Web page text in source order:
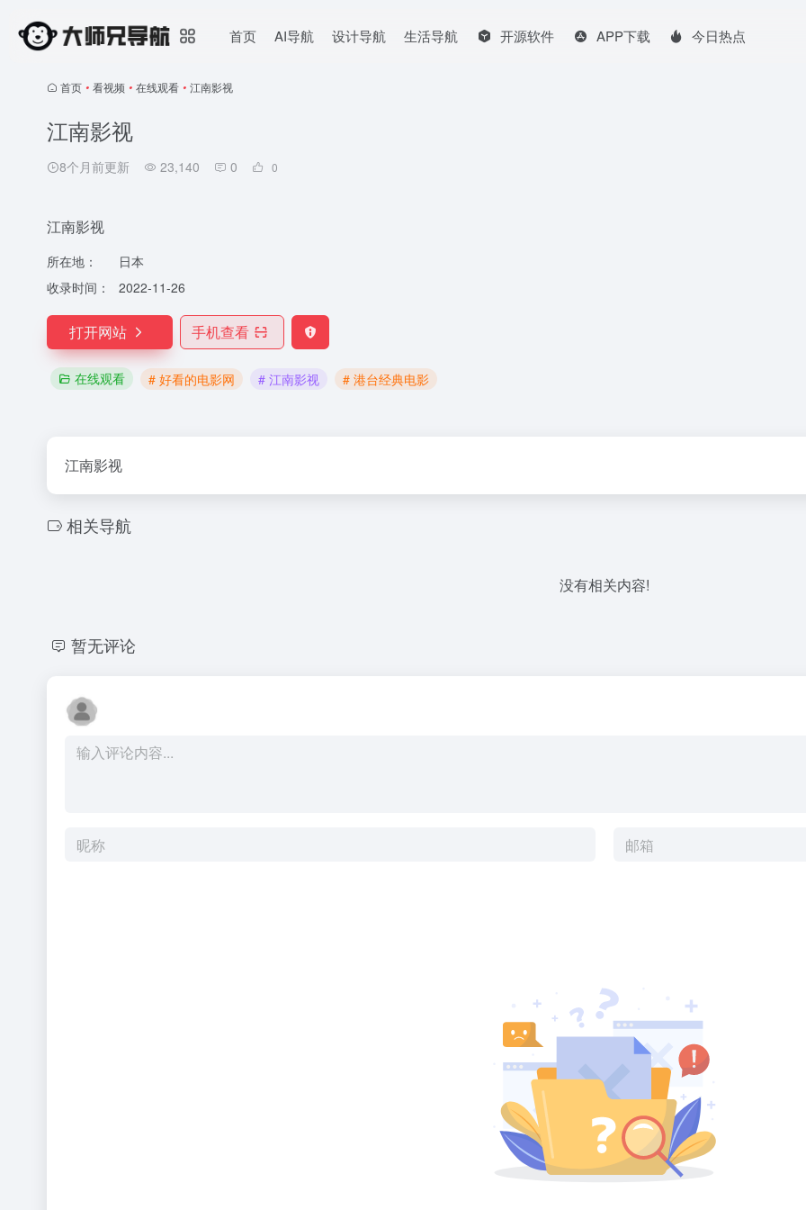
首页 AI导航 设计导航 生活导航 开源软件 APP下载 今日热点
首页 • 看视频 • 在线观看 • 江南影视
江南影视
8个月前更新 23,140 0 0
江南影视
所在地：
日本
收录时间：
2022-11-26
打开网站 手机查看
在线观看 # 好看的电影网 # 江南影视 # 港台经典电影
江南影视
相关导航
没有相关内容!
暂无评论